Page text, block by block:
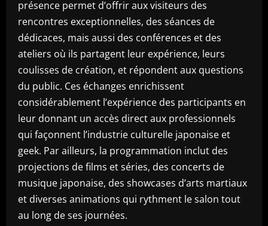
présence permet d’offrir aux visiteurs des
rencontres exceptionnelles, des séances de
dédicaces, mais aussi des conférences et des
ateliers où ils partagent leur expérience, leurs
coulisses de création, et répondent aux questions
du public. Ces échanges enrichissent
considérablement l’expérience des participants en
leur donnant un accès direct aux professionnels
qui façonnent l’industrie culturelle japonaise et
geek. Par ailleurs, la programmation inclut des
projections de films et séries, des concerts de
musique japonaise, des showcases d’arts martiaux
et diverses animations qui rythment le salon tout
au long de ses journées.